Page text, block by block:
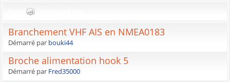
Branchement VHF AIS en NMEA0183
Démarré par bouki44
Broche alimentation hook 5
Démarré par Fred35000